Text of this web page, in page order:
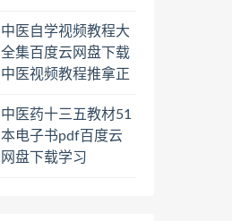
一二三辑合集百度云
网盘下载学习
中医自学视频教程大
全集百度云网盘下载
中医视频教程推拿正
经络脉诊面诊舌诊手
诊私密终身会员百度
网盘共享群
中医药十三五教材51
本电子书pdf百度云
网盘下载学习